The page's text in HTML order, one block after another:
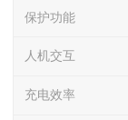
保护功能
人机交互
充电效率